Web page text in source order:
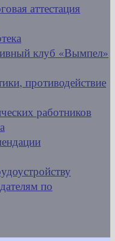
аттестация
клуб «Вымпел»
противодействие
работников
по